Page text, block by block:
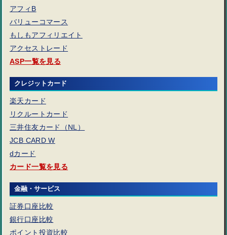
アフィB
バリューコマース
もしもアフィリエイト
アクセストレード
ASP一覧を見る
クレジットカード
楽天カード
リクルートカード
三井住友カード（NL）
JCB CARD W
dカード
カード一覧を見る
金融・サービス
証券口座比較
銀行口座比較
ポイント投資比較